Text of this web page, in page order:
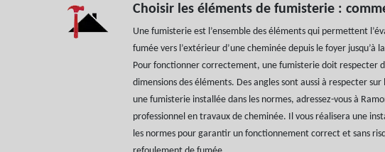
Choisir les éléments de fumisterie :
Une fumisterie est l’ensemble des éléments qui permettent
fumée vers l’extérieur d’une cheminée depuis le foyer jusqu’à
Pour fonctionner correctement, une fumisterie doit respecter
dimensions des éléments. Des angles sont aussi à respecter
une fumisterie installée dans les normes, adressez-vous à
professionnel en travaux de cheminée. Il vous réalisera une
les normes pour garantir un fonctionnement correct et sans